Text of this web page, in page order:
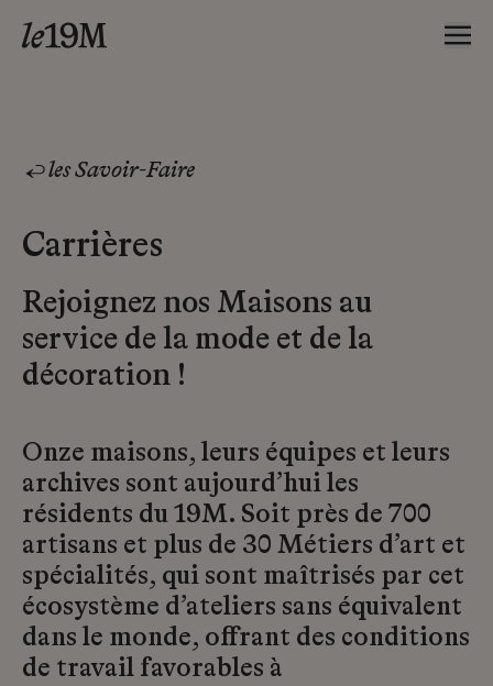
les Savoir-Faire
Carrières
Rejoignez nos Maisons au
service de la mode et de la
décoration !
Onze maisons, leurs équipes et leurs
archives sont aujourd’hui les
résidents du 19M. Soit près de 700
artisans et plus de 30 Métiers d’art et
spécialités, qui sont maîtrisés par cet
écosystème d’ateliers sans équivalent
dans le monde, offrant des conditions
de travail favorables à